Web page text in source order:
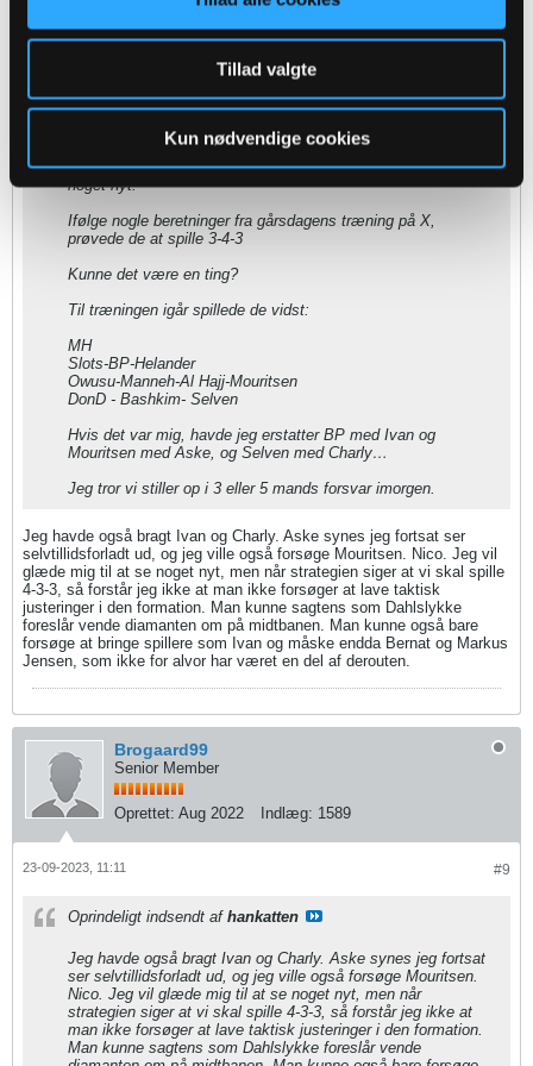
Tillad valgte
Kun nødvendige cookies
Når trænerne lukker træningen ser jeg det som at der sker
noget nyt.
Ifølge nogle beretninger fra gårsdagens træning på X,
prøvede de at spille 3-4-3
Kunne det være en ting?
Til træningen igår spillede de vidst:
MH
Slots-BP-Helander
Owusu-Manneh-Al Hajj-Mouritsen
DonD - Bashkim- Selven
Hvis det var mig, havde jeg erstatter BP med Ivan og
Mouritsen med Aske, og Selven med Charly…
Jeg tror vi stiller op i 3 eller 5 mands forsvar imorgen.
Jeg havde også bragt Ivan og Charly. Aske synes jeg fortsat ser
selvtillidsforladt ud, og jeg ville også forsøge Mouritsen. Nico. Jeg vil
glæde mig til at se noget nyt, men når strategien siger at vi skal spille
4-3-3, så forstår jeg ikke at man ikke forsøger at lave taktisk
justeringer i den formation. Man kunne sagtens som Dahlslykke
foreslår vende diamanten om på midtbanen. Man kunne også bare
forsøge at bringe spillere som Ivan og måske endda Bernat og Markus
Jensen, som ikke for alvor har været en del af derouten.
Brogaard99
Senior Member
Oprettet: Aug 2022 Indlæg: 1589
#9
23-09-2023, 11:11
Oprindeligt indsendt af hankatten
Jeg havde også bragt Ivan og Charly. Aske synes jeg fortsat
ser selvtillidsforladt ud, og jeg ville også forsøge Mouritsen.
Nico. Jeg vil glæde mig til at se noget nyt, men når
strategien siger at vi skal spille 4-3-3, så forstår jeg ikke at
man ikke forsøger at lave taktisk justeringer i den formation.
Man kunne sagtens som Dahlslykke foreslår vende